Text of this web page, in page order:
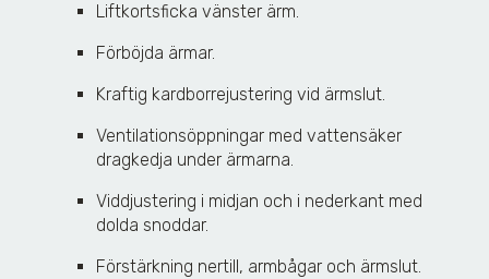
Liftkortsficka vänster ärm.
Förböjda ärmar.
Kraftig kardborrejustering vid ärmslut.
Ventilationsöppningar med vattensäker
dragkedja under ärmarna.
Viddjustering i midjan och i nederkant med
dolda snoddar.
Förstärkning nertill, armbågar och ärmslut.